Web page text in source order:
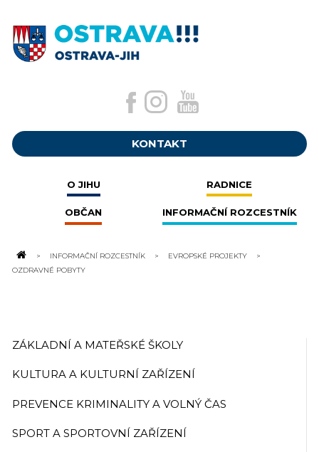
KONTAKT
O JIHU RADNICE
OBČAN INFORMAČNÍ ROZCESTNÍK
INFORMAČNÍ ROZCESTNÍK
EVROPSKÉ PROJEKTY
OZDRAVNÉ POBYTY
ZÁKLADNÍ A MATEŘSKÉ ŠKOLY
KULTURA A KULTURNÍ ZAŘÍZENÍ
PREVENCE KRIMINALITY A VOLNÝ ČAS
SPORT A SPORTOVNÍ ZAŘÍZENÍ